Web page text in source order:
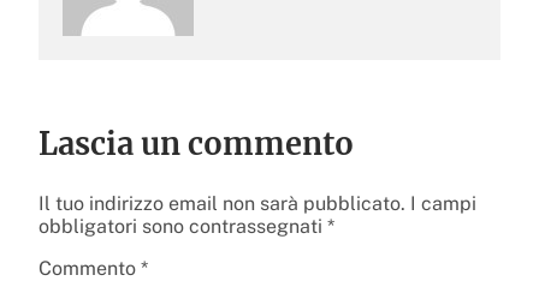
Lascia un commento
Il tuo indirizzo email non sarà pubblicato. I campi
obbligatori sono contrassegnati *
Commento *